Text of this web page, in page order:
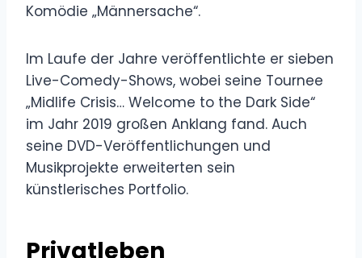
Komödie „Männersache“.
Im Laufe der Jahre veröffentlichte er sieben
Live-Comedy-Shows, wobei seine Tournee
„Midlife Crisis… Welcome to the Dark Side“
im Jahr 2019 großen Anklang fand. Auch
seine DVD-Veröffentlichungen und
Musikprojekte erweiterten sein
künstlerisches Portfolio.
Privatleben